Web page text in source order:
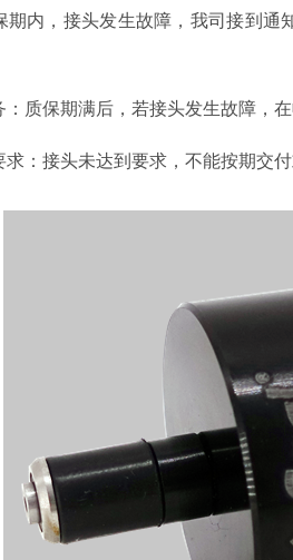
期内，接头发生故障，我司接到
质保期满后，若接头发生故障，
：接头未达到要求，不能按期交